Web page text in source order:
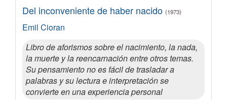
Del inconveniente de haber nacido (1973)
Emil Cioran
Libro de aforismos sobre el nacimiento, la nada,
la muerte y la reencarnación entre otros temas.
Su pensamiento no es fácil de trasladar a
palabras y su lectura e interpretación se
convierte en una experiencia personal